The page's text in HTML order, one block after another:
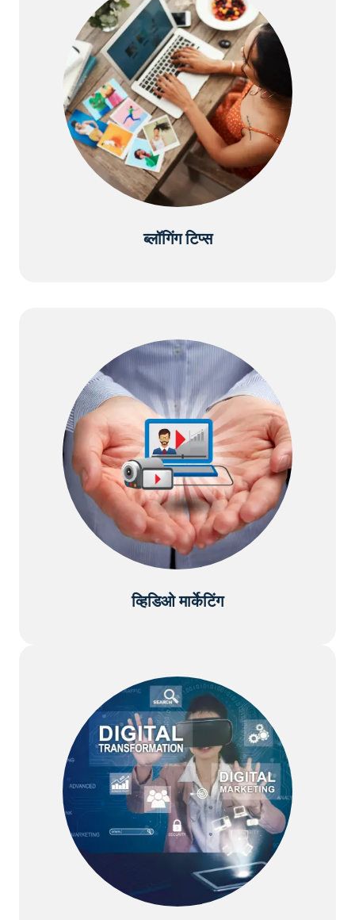
ब्लॉगिंग टिप्स
व्हिडिओ मार्केटिंग